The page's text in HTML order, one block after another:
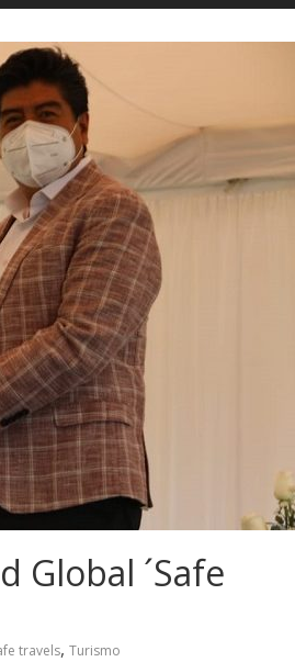
Global ´Safe
travels, Turismo